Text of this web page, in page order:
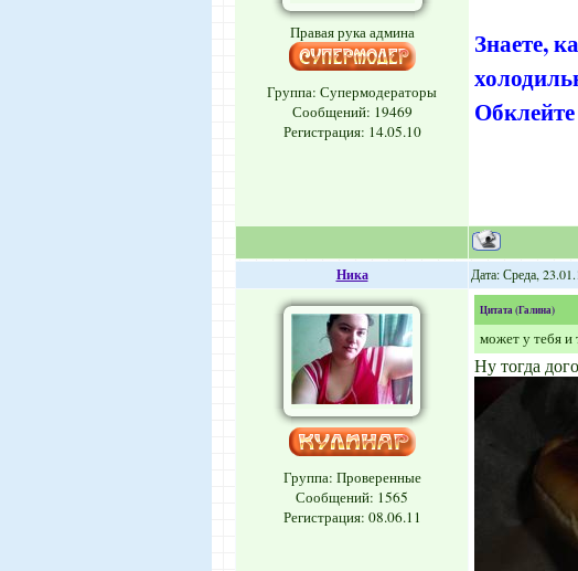
Правая рука админа
Группа: Супермодераторы
Сообщений: 19469
Регистрация: 14.05.10
Знаете,
Ника Дата: Среда,
Группа: Проверенные
Сообщений: 1565
Регистрация: 08.06.11
Цитата(Галина)
может у тебя
Ну тогда